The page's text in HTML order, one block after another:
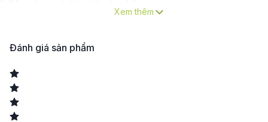
: Có cấu trúc tương tự tuyến dầu tự
giúp duy trì độ ẩm hiệu quả, làm da luôn mềm mại và ngậm nước
trong thời gian dài.
màng, đồng thời cung cấp dưỡng chất giúp bảo vệ hàng rào độ ẩm
của da.
Tocopherol (Vitamin E)
tức thì và ngăn ngừa tình trạng bít tắc lỗ chân lông, bảo vệ làn da bé
Xem thêm
Đánh giá sản phẩm